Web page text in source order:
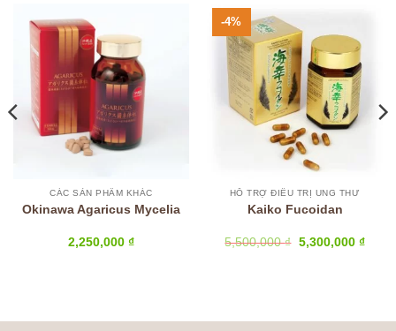
CÁC SẢN PHẨM KHÁC
Okinawa Agaricus Mycelia
2,250,000 ₫
-4%
HỖ TRỢ ĐIỀU TRỊ UNG THƯ
Kaiko Fucoidan
5,500,000₫ Giá
5,300,000 ₫Giá